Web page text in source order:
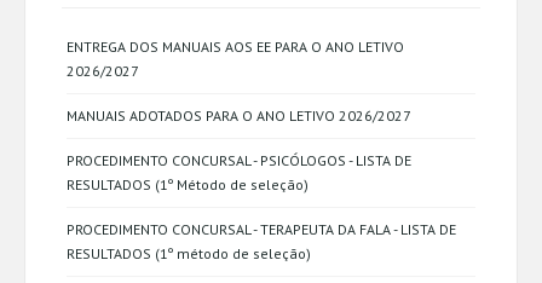
ENTREGA DOS MANUAIS AOS EE PARA O ANO LETIVO
2026/2027
MANUAIS ADOTADOS PARA O ANO LETIVO 2026/2027
PROCEDIMENTO CONCURSAL - PSICÓLOGOS - LISTA DE
RESULTADOS (1º Método de seleção)
PROCEDIMENTO CONCURSAL - TERAPEUTA DA FALA - LISTA DE
RESULTADOS (1º método de seleção)